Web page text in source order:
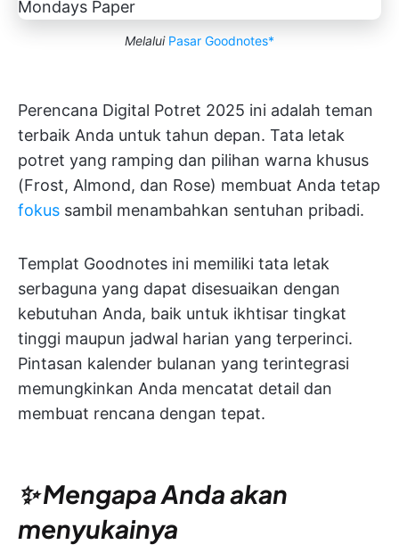
Melalui Pasar Goodnotes*
Perencana Digital Potret 2025 ini adalah teman
terbaik Anda untuk tahun depan. Tata letak
potret yang ramping dan pilihan warna khusus
(Frost, Almond, dan Rose) membuat Anda tetap
fokus sambil menambahkan sentuhan pribadi.
Templat Goodnotes ini memiliki tata letak
serbaguna yang dapat disesuaikan dengan
kebutuhan Anda, baik untuk ikhtisar tingkat
tinggi maupun jadwal harian yang terperinci.
Pintasan kalender bulanan yang terintegrasi
memungkinkan Anda mencatat detail dan
membuat rencana dengan tepat.
✨ Mengapa Anda akan
menyukainya